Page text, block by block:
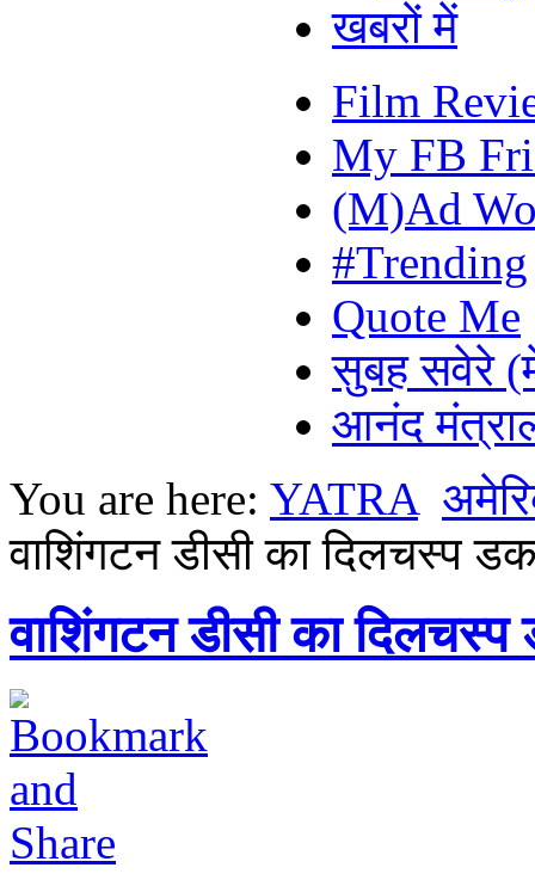
खबरों में
Film
My FB
(M)Ad
#Trending
Quote Me
सुबह सवेरे
आनंद
You are here: YATRA
वाशिंगटन डीसी का दिलचस्प
वाशिंगटन डीसी का